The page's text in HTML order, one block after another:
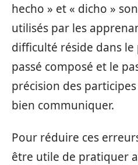
hecho » et « dicho »
utilisés par les
difficulté réside dans le
passé composé et le
précision des
bien communiquer.
Pour réduire ces
être utile de pratiquer